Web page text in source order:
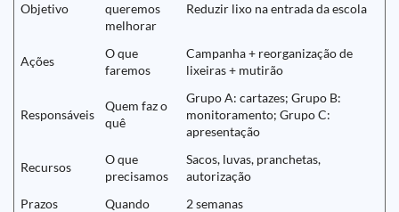
Objetivo
queremos
melhorar
Reduzir lixo na entrada da escola
Ações
O que
faremos
Campanha + reorganização de
lixeiras + mutirão
Responsáveis
Quem faz o
quê
Grupo A: cartazes; Grupo B:
monitoramento; Grupo C:
apresentação
Recursos
O que
precisamos
Sacos, luvas, pranchetas,
autorização
Prazos
Quando 2 semanas